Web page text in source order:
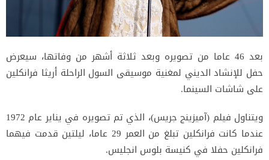
بعد 46 عاما من تصويره وبعد ثلاثة أشهر من وفاتها، سيعرض
حفل للإنشاد الديني لمغنية موسيقى السول الراحلة أريثا فرانكلين
على شاشات السينما.
ويتناول فيلم (آميزينج جريس)، الذي تم تصويره في يناير عام 1972
عندما كانت فرانكلين تبلغ من العمر 29 عاما، ليلتين قدمت فيهما
فرانكلين حفلا في كنيسة بلوس انجليس.